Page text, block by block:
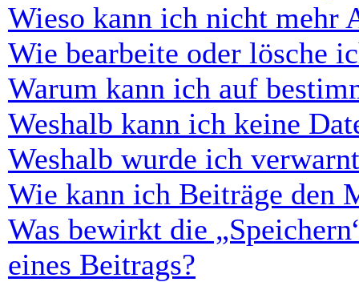
Wieso kann ich nicht mehr
Wie bearbeite oder lösche
Warum kann ich auf
Weshalb kann ich keine
Weshalb wurde ich
Wie kann ich Beiträge den
Was bewirkt die
eines Beitrags?